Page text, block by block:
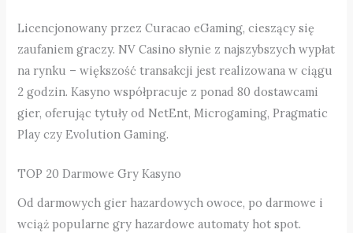
Licencjonowany przez Curacao eGaming, cieszący się
zaufaniem graczy. NV Casino słynie z najszybszych wypłat
na rynku – większość transakcji jest realizowana w ciągu
2 godzin. Kasyno współpracuje z ponad 80 dostawcami
gier, oferując tytuły od NetEnt, Microgaming, Pragmatic
Play czy Evolution Gaming.
TOP 20 Darmowe Gry Kasyno
Od darmowych gier hazardowych owoce, po darmowe i
wciąż popularne gry hazardowe automaty hot spot.